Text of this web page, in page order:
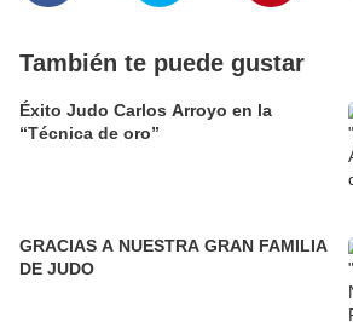
También te puede gustar
Éxito Judo Carlos Arroyo en la
“Técnica de oro”
GRACIAS A NUESTRA GRAN FAMILIA
DE JUDO